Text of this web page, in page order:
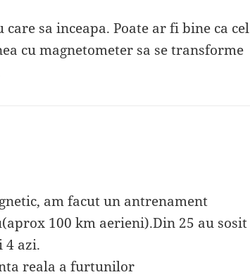
sa inceapa. Poate ar fi bine ca cel
cu magnetometer sa se transforme
am facut un antrenament
100 km aerieni).Din 25 au sosit
4 azi.
reala a furtunilor